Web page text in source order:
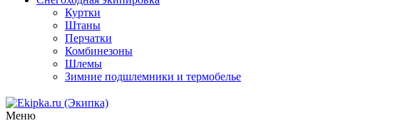
Куртки
Штаны
Перчатки
Комбинезоны
Шлемы
Зимние подшлемники и термобелье
Меню